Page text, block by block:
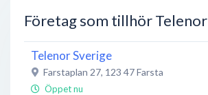
Företag som tillhör Telenor
Telenor Sverige
Farstaplan 27, 123 47Farsta
Öppet nu